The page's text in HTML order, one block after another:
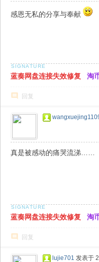
感恩无私的分享与奉献
蓝奏网盘连接失效修复 淘
回复
真是被感动的痛哭流涕……
蓝奏网盘连接失效修复 淘
回复
lujie701 发表于